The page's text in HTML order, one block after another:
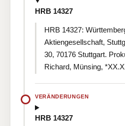
HRB 14327
HRB 14327:
Aktiengesellschaft,
30, 70176 Stuttgart.
Richard, Münsing,
VERÄNDERUNGEN
HRB 14327